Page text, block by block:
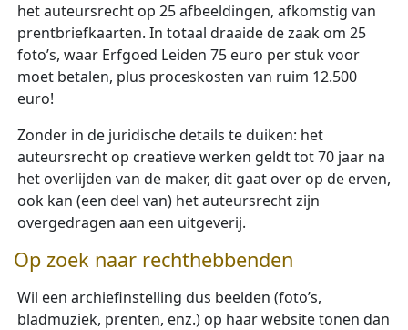
het auteursrecht op 25 afbeeldingen, afkomstig van
prentbriefkaarten. In totaal draaide de zaak om 25
foto’s, waar Erfgoed Leiden 75 euro per stuk voor
moet betalen, plus proceskosten van ruim 12.500
euro!
Zonder in de juridische details te duiken: het
auteursrecht op creatieve werken geldt tot 70 jaar na
het overlijden van de maker, dit gaat over op de erven,
ook kan (een deel van) het auteursrecht zijn
overgedragen aan een uitgeverij.
Op zoek naar rechthebbenden
Wil een archiefinstelling dus beelden (foto’s,
bladmuziek, prenten, enz.) op haar website tonen dan